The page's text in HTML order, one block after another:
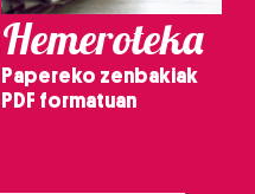
Hemeroteka
Papereko zenbakiak
PDF formatuan